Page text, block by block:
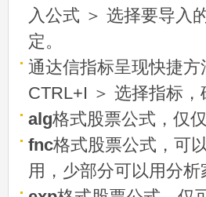
入公式 ＞ 选择要导入
定。
通达信指标呈现快捷
CTRL+I ＞ 选择指标，
alg格式股票公式，仅
fnc格式股票公式，可
用，少部分可以用分